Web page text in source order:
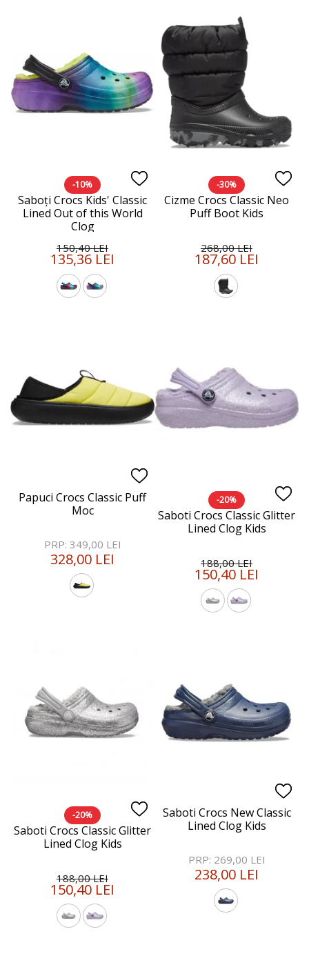
-10%
Saboți Crocs Kids' Classic
Lined Out of this World
Clog
150,40 LEI
135,36 LEI
-30%
Cizme Crocs Classic Neo
Puff Boot Kids
268,00 LEI
187,60 LEI
Papuci Crocs Classic Puff
Moc
PRP: 349,00 LEI
328,00 LEI
-20%
Saboti Crocs Classic Glitter
Lined Clog Kids
188,00 LEI
150,40 LEI
-20%
Saboti Crocs Classic Glitter
Lined Clog Kids
188,00 LEI
150,40 LEI
Saboti Crocs New Classic
Lined Clog Kids
PRP: 269,00 LEI
238,00 LEI